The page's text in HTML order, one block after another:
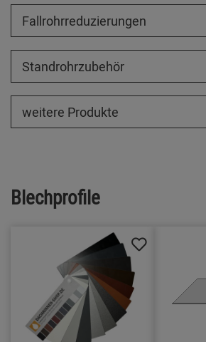
Fallrohrreduzierungen
Standrohrzubehör
weitere Produkte
Blechprofile